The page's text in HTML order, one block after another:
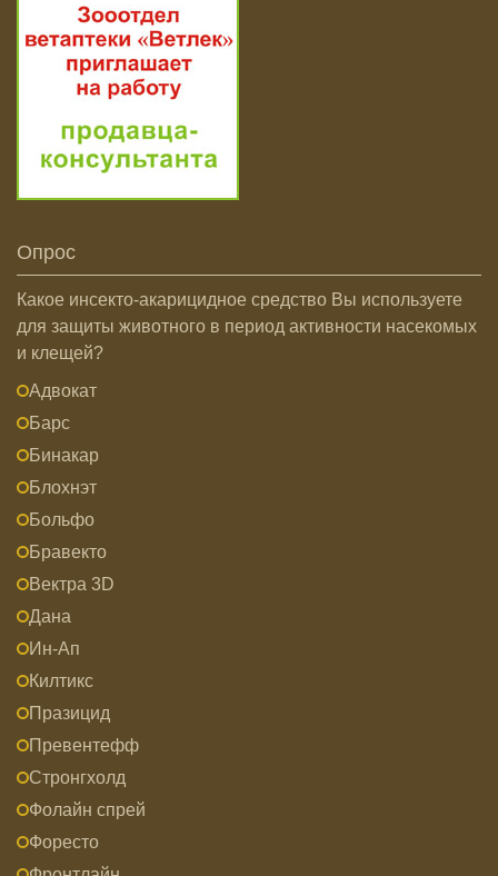
Опрос
Какое инсекто-акарицидное средство Вы используете
для защиты животного в период активности насекомых
и клещей?
Адвокат
Барс
Бинакар
Блохнэт
Больфо
Бравекто
Вектра 3D
Дана
Ин-Ап
Килтикс
Празицид
Превентефф
Стронгхолд
Фолайн спрей
Форесто